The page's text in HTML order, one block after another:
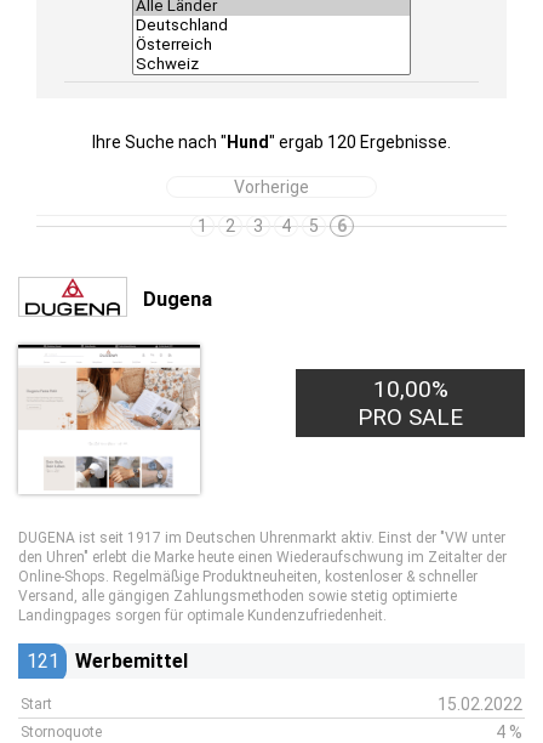
Ihre Suche nach " Hund" ergab 120 Ergebnisse.
Vorherige
1
2 3 4 5 6
Dugena
10,00%
PRO SALE
DUGENA ist seit 1917 im Deutschen Uhrenmarkt aktiv. Einst der "VW unter
den Uhren" erlebt die Marke heute einen Wiederaufschwung im Zeitalter der
Online-Shops. Regelmäßige Produktneuheiten, kostenloser & schneller
Versand, alle gängigen Zahlungsmethoden sowie stetig optimierte
Landingpages sorgen für optimale Kundenzufriedenheit.
121 Werbemittel
Start 15.02.2022
Stornoquote 4 %